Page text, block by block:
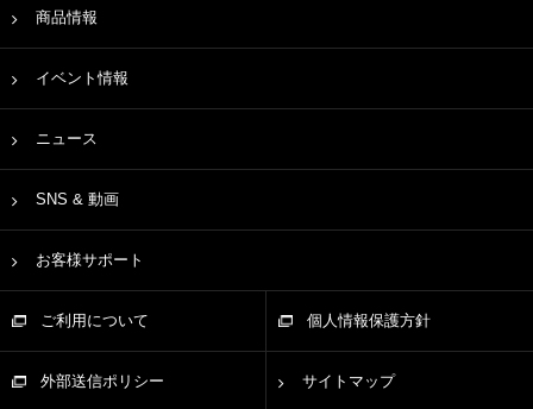
商品情報
イベント情報
ニュース
SNS & 動画
お客様サポート
ご利用について 個人情報保護方針
外部送信ポリシー サイトマップ